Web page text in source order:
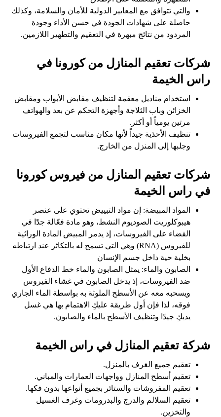
والتي تتوافق مع المعايير الدولية للأمان والسلامة، وكذلك
حاصلة على شهادات الجودة في حسن الأداء وجودة
المردود من نتائج مبهرة في التعقيم والتطهير اللازمين.
شركات تعقيم المنازل من كورونا في
راس الخيمة
استخدام مناديل معقمة لتنظيف مقابض الأبواب ومقابض
الخزائن وباب الثلاجة وأجهزة التحكم عن بعد والهواتف
مرتين يومياً أو أكثر.
تنظيف الأحذية جيداً لأنها مكان مناسب لتجمع الفيروسات
وجلبها إلى المنزل من الخارج.
شركات تعقيم المنازل من فيروس كورونا
في راس الخيمة
المواد المبيضة: إن مواد التبييض تحتوي على عنصر
هيبوكلوريت الصوديوم النشط، وهو مادة فعّالة جدًا في
القضاء على الفيروسات، إذ يدمر المبيض المادة الوراثية
للفيروس (RNA) وهي التي تسمح له بالتكاثر عند ارتباطه
بخلية حية داخل جسم الإنسان
الصابون والماء: يمثل الصابون والماء خط الدفاع الأول
ضد الفيروسات، إذ يدخل الصابون في غشاء الفيروس
ويسحبه معه عن الأسطح الملوثة به بواسطة الماء الجاري
فوقه، لذا فإن أول طريقة عليكِ الاهتمام بها هي غسل
يديكِ جيدًا وتنظيف الأسطح بالماء والصابون.
شركة تعقيم المنازل في راس الخيمة
تعقيم جميع الغرف بالمنزل.
تعقيم أسطح المنازل وواجهات العمارات والمباني.
تعقيم المفروشات والستائر بجميع أنواعها بدون فكها.
تعقيم السلالم والدرج والبدرومات وغرف الغسيل
والتخزين.